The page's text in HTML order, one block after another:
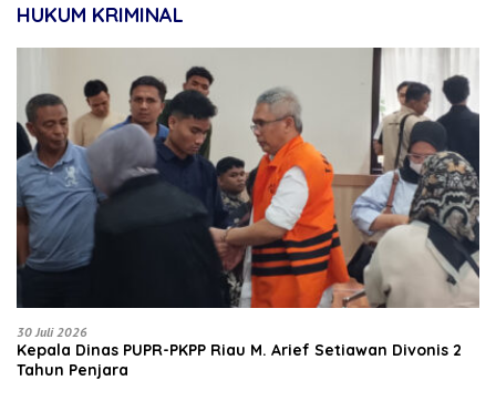
HUKUM KRIMINAL
30 Juli 2026
Kepala Dinas PUPR-PKPP Riau M. Arief Setiawan Divonis 2
Tahun Penjara